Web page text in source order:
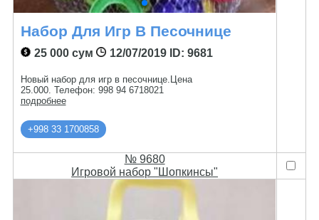
Набор Для Игр В Песочнице
25 000 сум 12/07/2019ID: 9681
Новый набор для игр в песочнице.Цена
25.000. Телефон: 998 94 6718021
подробнее
+998 33 1700858
№ 9680
Игровой набор "Шопкинсы"